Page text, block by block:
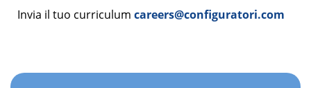
Invia il tuo curriculum careers@configuratori.com